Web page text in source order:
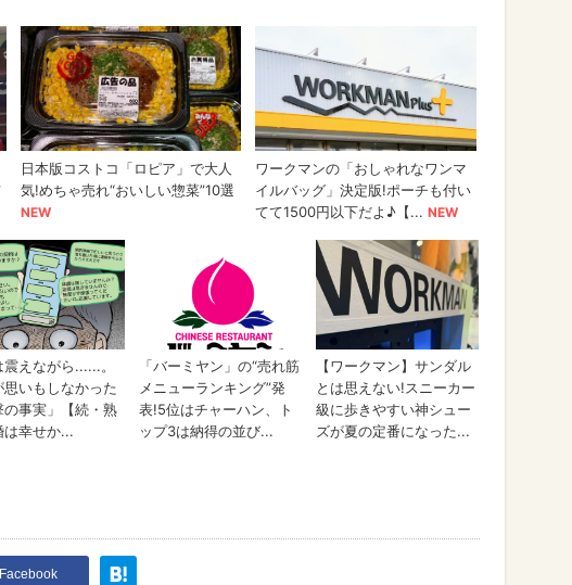
Facebook